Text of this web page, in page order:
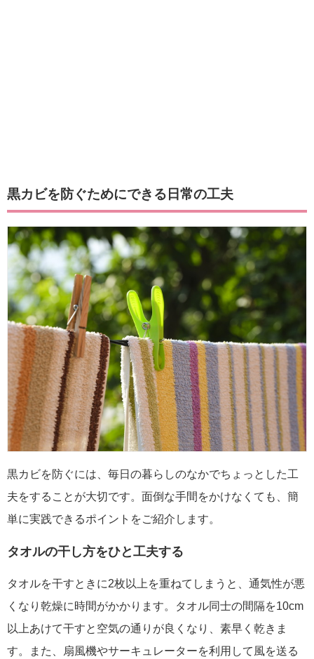
黒カビを防ぐためにできる日常の工夫
黒カビを防ぐには、毎日の暮らしのなかでちょっとした工
夫をすることが大切です。面倒な手間をかけなくても、簡
単に実践できるポイントをご紹介します。
タオルの干し方をひと工夫する
タオルを干すときに2枚以上を重ねてしまうと、通気性が悪
くなり乾燥に時間がかかります。タオル同士の間隔を10cm
以上あけて干すと空気の通りが良くなり、素早く乾きま
す。また、扇風機やサーキュレーターを利用して風を送る